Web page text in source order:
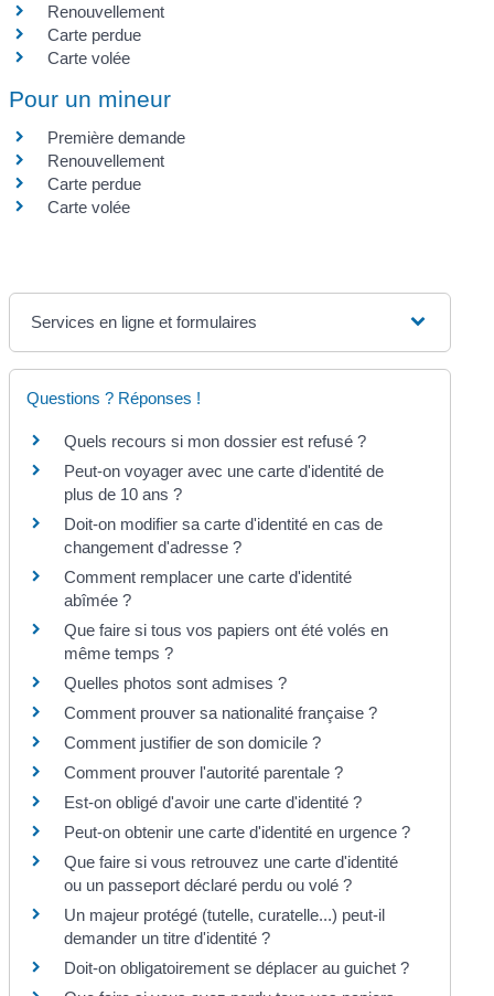
Renouvellement
Carte perdue
Carte volée
Pour un mineur
Première demande
Renouvellement
Carte perdue
Carte volée
Services en ligne et formulaires
Questions ? Réponses !
Quels recours si mon dossier est refusé ?
Peut-on voyager avec une carte d'identité de
plus de 10 ans ?
Doit-on modifier sa carte d'identité en cas de
changement d'adresse ?
Comment remplacer une carte d'identité
abîmée ?
Que faire si tous vos papiers ont été volés en
même temps ?
Quelles photos sont admises ?
Comment prouver sa nationalité française ?
Comment justifier de son domicile ?
Comment prouver l'autorité parentale ?
Est-on obligé d'avoir une carte d'identité ?
Peut-on obtenir une carte d'identité en urgence ?
Que faire si vous retrouvez une carte d'identité
ou un passeport déclaré perdu ou volé ?
Un majeur protégé (tutelle, curatelle...) peut-il
demander un titre d'identité ?
Doit-on obligatoirement se déplacer au guichet ?